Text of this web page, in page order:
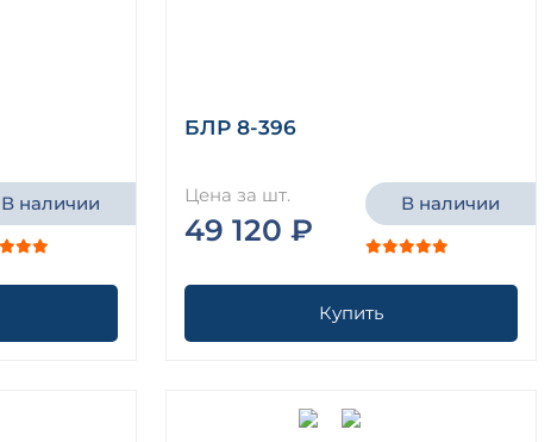
В наличии
БЛР 8-396
Цена за шт.
49 120 ₽
В наличии
Купить